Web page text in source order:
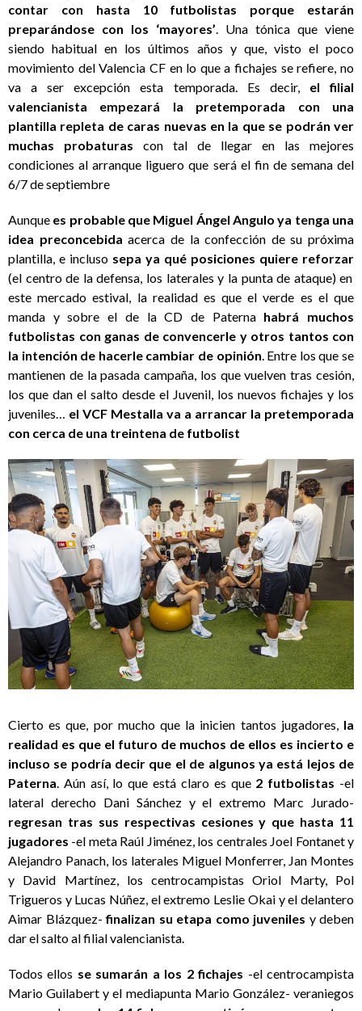
contar con hasta 10 futbolistas porque estarán
preparándose con los ‘mayores’. Una tónica que viene
siendo habitual en los últimos años y que, visto el poco
movimiento del Valencia CF en lo que a fichajes se refiere, no
va a ser excepción esta temporada. Es decir,el filial
valencianista empezará la pretemporada con una
plantilla repleta de caras nuevas en la que se podrán ver
muchas probaturas con tal de llegar en las mejores
condiciones al arranque liguero que será el fin de semana del
6/7 de septiembre
Aunque es probable que Miguel Ángel Angulo ya tenga una
idea preconcebida acerca de la confección de su próxima
plantilla, e incluso sepa ya qué posiciones quiere reforzar
(el centro de la defensa, los laterales y la punta de ataque) en
este mercado estival, la realidad es que el verde es el que
manda y sobre el de la CD de Paternahabrá muchos
futbolistas con ganas de convencerle y otros tantos con
la intención de hacerle cambiar de opinión. Entre los que se
mantienen de la pasada campaña, los que vuelven tras cesión,
los que dan el salto desde el Juvenil, los nuevos fichajes y los
juveniles… el VCF Mestalla va a arrancar la pretemporada
con cerca de una treintena de futbolist
Cierto es que, por mucho que la inicien tantos jugadores,la
realidad es que el futuro de muchos de ellos es incierto e
incluso se podría decir que el de algunos ya está lejos de
Paterna. Aún así, lo que está claro es que 2 futbolistas -el
lateral derecho Dani Sánchez y el extremo Marc Jurado-
regresan tras sus respectivas cesiones y que hasta 11
jugadores -el meta Raúl Jiménez, los centrales Joel Fontanet y
Alejandro Panach, los laterales Miguel Monferrer, Jan Montes
y David Martínez, los centrocampistas Oriol Marty, Pol
Trigueros y Lucas Núñez, el extremo Leslie Okai y el delantero
Aimar Blázquez- finalizan su etapa como juveniles y deben
dar el salto al filial valencianista.
Todos ellos se sumarán a los 2 fichajes -el centrocampista
Mario Guilabert y el mediapunta Mario González- veraniegos